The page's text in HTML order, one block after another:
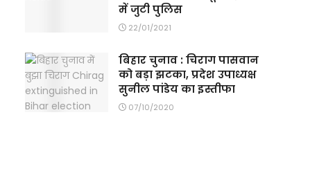
में जुटी पुलिस
22/01/2021
बिहार चुनाव : चिराग पासवान
को बड़ा झटका, प्रदेश उपाध्यक्ष
सुनील पांडेय का इस्तीफा
07/10/2020